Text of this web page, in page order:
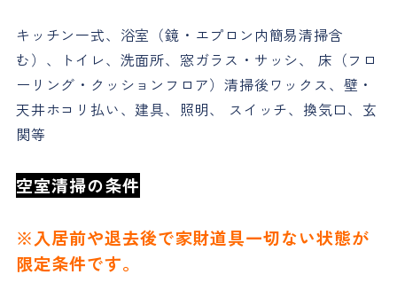
キッチン一式、浴室（鏡・エプロン内簡易清掃含
む）、トイレ、洗面所、窓ガラス・サッシ、 床（フロ
ーリング・クッションフロア）清掃後ワックス、壁・
天井ホコリ払い、建具、照明、 スイッチ、換気口、玄
関等
空室清掃の条件
※入居前や退去後で家財道具一切ない状態が
限定条件です。